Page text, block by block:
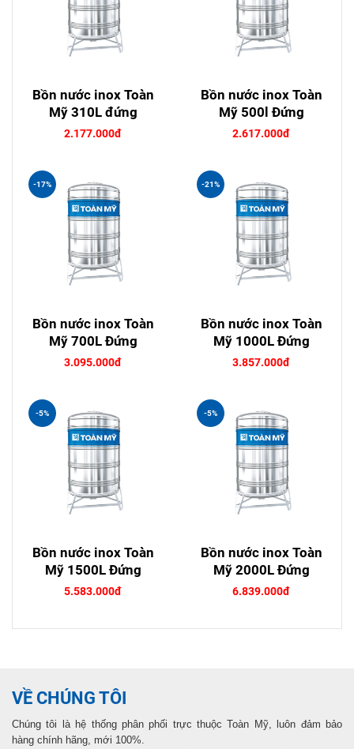
Bồn nước inox Toàn
Mỹ 310L đứng
2.177.000đ
Bồn nước inox Toàn
Mỹ 500l Đứng
2.617.000đ
Bồn nước inox Toàn
Mỹ 700L Đứng
3.095.000đ
-17%
Bồn nước inox Toàn
Mỹ 1000L Đứng
3.857.000đ
-21%
Bồn nước inox Toàn
Mỹ 1500L Đứng
5.583.000đ
-5%
Bồn nước inox Toàn
Mỹ 2000L Đứng
6.839.000đ
-5%
VỀ CHÚNG TÔI
Chúng tôi là hệ thống phân phối trực thuộc Toàn Mỹ, luôn đảm bảo
hàng chính hãng, mới 100%.